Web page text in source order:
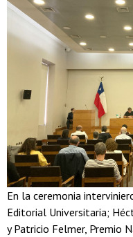
En la ceremonia
Editorial Universitaria;
y Patricio Felmer, Premio